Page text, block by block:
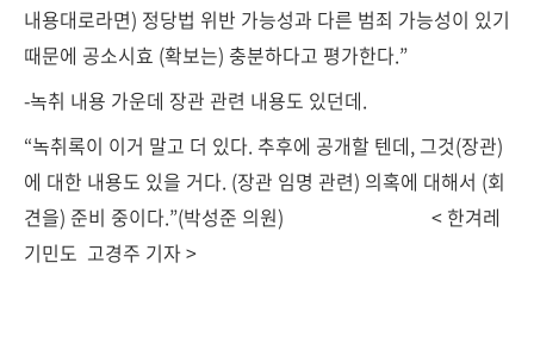
내용대로라면) 정당법 위반 가능성과 다른 범죄 가능성이 있기
때문에 공소시효 (확보는) 충분하다고 평가한다.”
-녹취 내용 가운데 장관 관련 내용도 있던데.
“녹취록이 이거 말고 더 있다. 추후에 공개할 텐데, 그것(장관)
에 대한 내용도 있을 거다. (장관 임명 관련) 의혹에 대해서 (회
견을) 준비 중이다.”(박성준 의원) < 한겨레
기민도 고경주 기자 >